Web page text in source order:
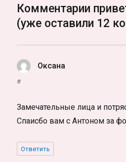
Комментарии
(уже оставили 12
Оксана
#
Замечательные лица и
Спаисбо вам с Антоном за
Ответить